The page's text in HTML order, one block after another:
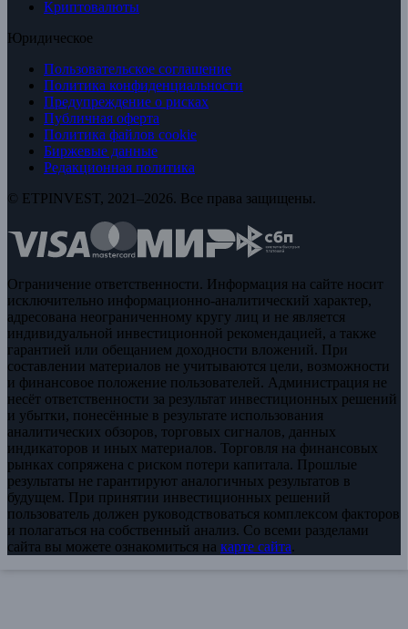
Криптовалюты
Юридическое
Пользовательское соглашение
Политика конфиденциальности
Предупреждение о рисках
Публичная оферта
Политика файлов cookie
Биржевые данные
Редакционная политика
© ETPINVEST, 2021–2026. Все права защищены.
Ограничение ответственности. Информация на сайте носит
исключительно информационно-аналитический характер,
адресована неограниченному кругу лиц и не является
индивидуальной инвестиционной рекомендацией, а также
гарантией или обещанием доходности вложений. При
составлении материалов не учитываются цели, возможности
и финансовое положение пользователей. Администрация не
несёт ответственности за результат инвестиционных решений
и убытки, понесённые в результате использования
аналитических обзоров, торговых сигналов, данных
индикаторов и иных материалов. Торговля на финансовых
рынках сопряжена с риском потери капитала. Прошлые
результаты не гарантируют аналогичных результатов в
будущем. При принятии инвестиционных решений
пользователь должен руководствоваться комплексом факторов
и полагаться на собственный анализ. Со всеми разделами
сайта вы можете ознакомиться на карте сайта.